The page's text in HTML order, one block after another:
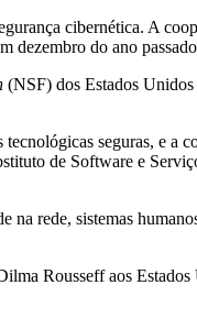
cibernética. A
dezembro do ano
(NSF) dos Estados Unidos
seguras, e
de Software e
rede, sistemas
Rousseff aos